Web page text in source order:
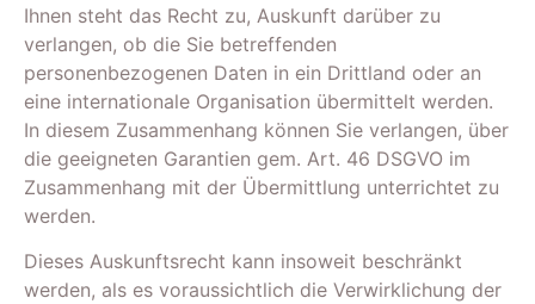
Ihnen steht das Recht zu, Auskunft darüber zu
verlangen, ob die Sie betreffenden
personenbezogenen Daten in ein Drittland oder an
eine internationale Organisation übermittelt werden.
In diesem Zusammenhang können Sie verlangen, über
die geeigneten Garantien gem. Art. 46 DSGVO im
Zusammenhang mit der Übermittlung unterrichtet zu
werden.
Dieses Auskunftsrecht kann insoweit beschränkt
werden, als es voraussichtlich die Verwirklichung der